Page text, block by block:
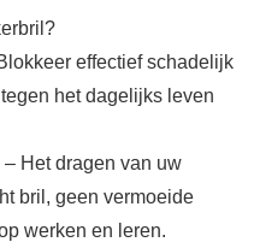
effectief schadelijk
het dagelijks leven
Het dragen van uw
bril, geen vermoeide
werken en leren.